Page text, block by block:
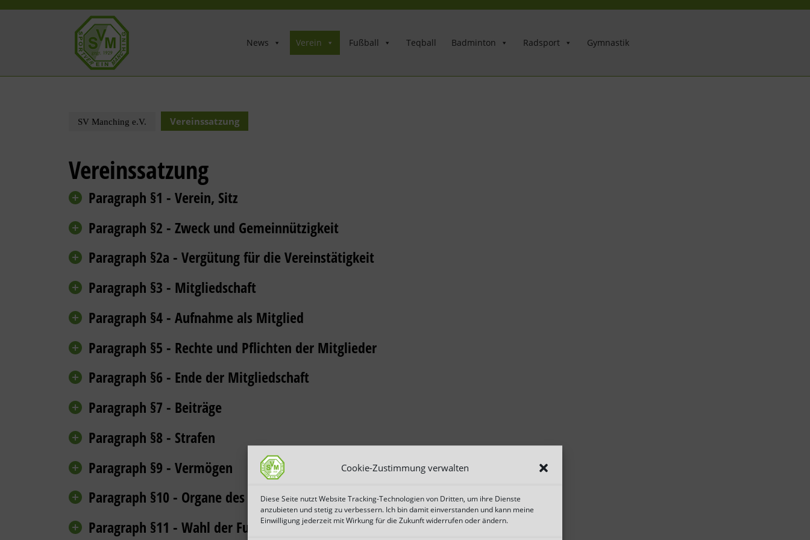
Cookie-Zustimmung verwalten
Diese Seite nutzt Website Tracking-Technologien von Dritten, um ihre Dienste
anzubieten und stetig zu verbessern. Ich bin damit einverstanden und kann meine
Einwilligung jederzeit mit Wirkung für die Zukunft widerrufen oder ändern.
News Verein Fußball Teqball Badminton Radsport Gymnastik
SV Manching e.V. Vereinssatzung
Vereinssatzung
Paragraph §1 - Verein, Sitz
Paragraph §2 - Zweck und Gemeinnützigkeit
Paragraph §2a - Vergütung für die Vereinstätigkeit
Paragraph §3 - Mitgliedschaft
Paragraph §4 - Aufnahme als Mitglied
Paragraph §5 - Rechte und Pflichten der Mitglieder
Paragraph §6 - Ende der Mitgliedschaft
Paragraph §7 - Beiträge
Paragraph §8 - Strafen
Paragraph §9 - Vermögen
Paragraph §10 - Organe des Vereins
Paragraph §11 - Wahl der Funktionäre